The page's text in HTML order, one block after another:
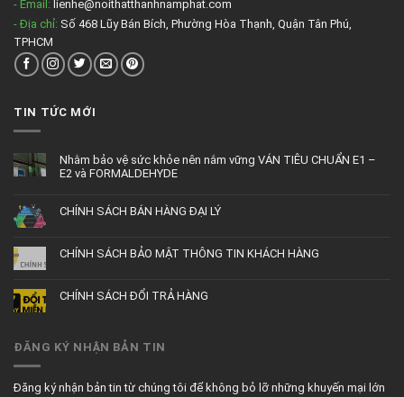
- Email: lienhe@noithatthanhnamphat.com
- Địa chỉ: Số 468 Lũy Bán Bích, Phường Hòa Thạnh, Quận Tân Phú,
TPHCM
TIN TỨC MỚI
Nhằm bảo vệ sức khỏe nên nắm vững VÁN TIÊU CHUẨN E1 –
E2 và FORMALDEHYDE
CHÍNH SÁCH BÁN HÀNG ĐẠI LÝ
CHÍNH SÁCH BẢO MẬT THÔNG TIN KHÁCH HÀNG
CHÍNH SÁCH ĐỔI TRẢ HÀNG
ĐĂNG KÝ NHẬN BẢN TIN
Đăng ký nhận bản tin từ chúng tôi để không bỏ lỡ những khuyến mại lớn